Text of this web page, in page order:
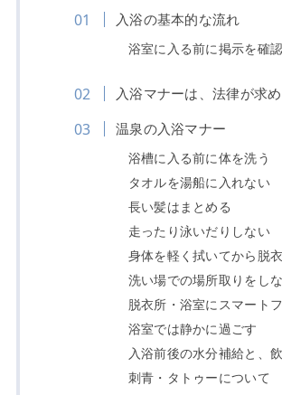
入浴の基本的な流れ
浴室に入る前に掲示を確
入浴マナーは、法律が求
温泉の入浴マナー
浴槽に入る前に体を洗う
タオルを湯船に入れない
長い髪はまとめる
走ったり泳いだりしない
身体を軽く拭いてから脱
洗い場での場所取りをし
脱衣所・浴室にスマート
浴室では静かに過ごす
入浴前後の水分補給と、
刺青・タトゥーについて